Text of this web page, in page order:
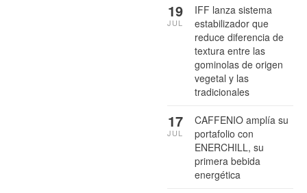
IFF lanza sistema
estabilizador que
reduce diferencia de
textura entre las
gominolas de origen
vegetal y las
tradicionales
19
JUL
CAFFENIO amplía su
portafolio con
ENERCHILL, su
primera bebida
energética
17
JUL